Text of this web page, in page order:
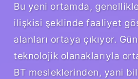
Bu yeni ortamda,
ilişkisi şeklinde faaliyet
alanları ortaya çıkıyor.
teknolojik olanaklarıyla
BT mesleklerinden, yani